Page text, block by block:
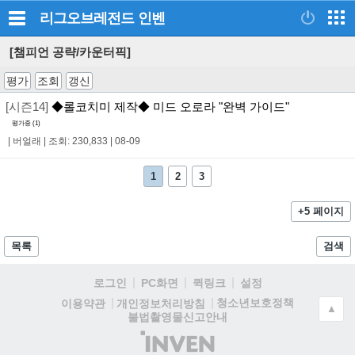
리그오브레전드 인벤
[챔피언 공략/카운터픽]
평가 조회 갱신
[시즌14] ◆롤코치미 제작◆ 미드 오로라 "완벽 가이드"
평가중 (1)
버얼래 조회: 230,833 08-09
1 2 3
+5 페이지
목록 검색
로그인 PC화면 퀵링크
설정
이용약관
개인정보처리방침
청소년보호정책
불법촬영물신고안내
(주)
▲